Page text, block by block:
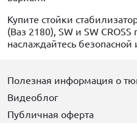
Купите стойки
(Ваз 2180), SW и SW
наслаждайтесь
Полезная информация о
Видеоблог
Публичная оферта